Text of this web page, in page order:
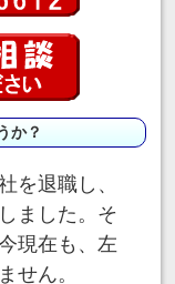
か？
を退職し、
ました。そ
現在も、左
せん。